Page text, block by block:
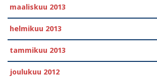
maaliskuu 2013
helmikuu 2013
tammikuu 2013
joulukuu 2012